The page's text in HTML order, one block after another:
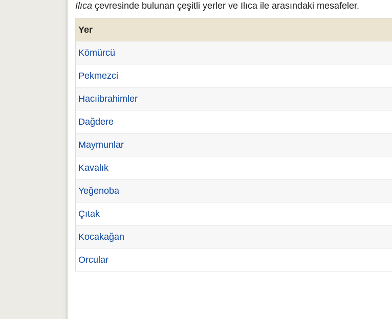
Ilıca çevresinde bulunan çeşitli yerler ve Ilıca ile arasındaki mesafeler.
Yer
Kömürcü
Pekmezci
Hacıibrahimler
Dağdere
Maymunlar
Kavalık
Yeğenoba
Çıtak
Kocakağan
Orcular